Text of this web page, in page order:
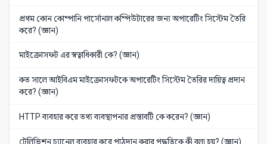
প্রথম কোন কোম্পানি পার্সোনাল কম্পিউটারের জন্য অপারেটিং সিস্টেম তৈরি
করে? (জ্ঞান)
মাইক্রোসফট এর স্বত্বাধিকারী কে? (জ্ঞান)
কত সালে আইবিএম মাইক্রোসফটকে অপারেটিং সিস্টেম তৈরির দায়িত্ব প্রদান
করে? (জ্ঞান)
HTTP ব্যবহার করে তথ্য ব্যবস্থাপনার প্রস্তাবটি কে করেন? (জ্ঞান)
টেলিভিশন চ্যানেল ব্যবহার করে পাঠদান করার পদ্ধতিকে কী বলা হয়? (জ্ঞান)